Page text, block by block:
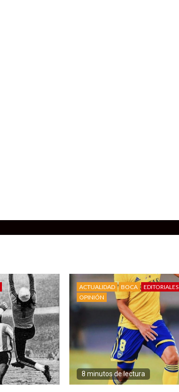
ACTUALIDAD BOCA
EDITORIALES
OPINIÓN
8 minutos de lectura